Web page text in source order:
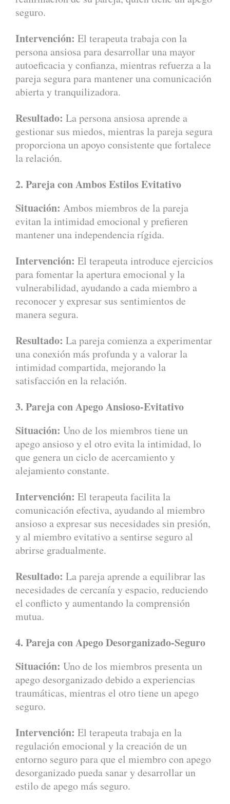
seguro.
Intervención: El terapeuta trabaja con la
persona ansiosa para desarrollar una mayor
autoeficacia y confianza, mientras refuerza a la
pareja segura para mantener una comunicación
abierta y tranquilizadora.
Resultado: La persona ansiosa aprende a
gestionar sus miedos, mientras la pareja segura
proporciona un apoyo consistente que fortalece
la relación.
2. Pareja con Ambos Estilos Evitativo
Situación: Ambos miembros de la pareja
evitan la intimidad emocional y prefieren
mantener una independencia rígida.
Intervención: El terapeuta introduce ejercicios
para fomentar la apertura emocional y la
vulnerabilidad, ayudando a cada miembro a
reconocer y expresar sus sentimientos de
manera segura.
Resultado: La pareja comienza a experimentar
una conexión más profunda y a valorar la
intimidad compartida, mejorando la
satisfacción en la relación.
3. Pareja con Apego Ansioso-Evitativo
Situación: Uno de los miembros tiene un
apego ansioso y el otro evita la intimidad, lo
que genera un ciclo de acercamiento y
alejamiento constante.
Intervención: El terapeuta facilita la
comunicación efectiva, ayudando al miembro
ansioso a expresar sus necesidades sin presión,
y al miembro evitativo a sentirse seguro al
abrirse gradualmente.
Resultado: La pareja aprende a equilibrar las
necesidades de cercanía y espacio, reduciendo
el conflicto y aumentando la comprensión
mutua.
4. Pareja con Apego Desorganizado-Seguro
Situación: Uno de los miembros presenta un
apego desorganizado debido a experiencias
traumáticas, mientras el otro tiene un apego
seguro.
Intervención: El terapeuta trabaja en la
regulación emocional y la creación de un
entorno seguro para que el miembro con apego
desorganizado pueda sanar y desarrollar un
estilo de apego más seguro.